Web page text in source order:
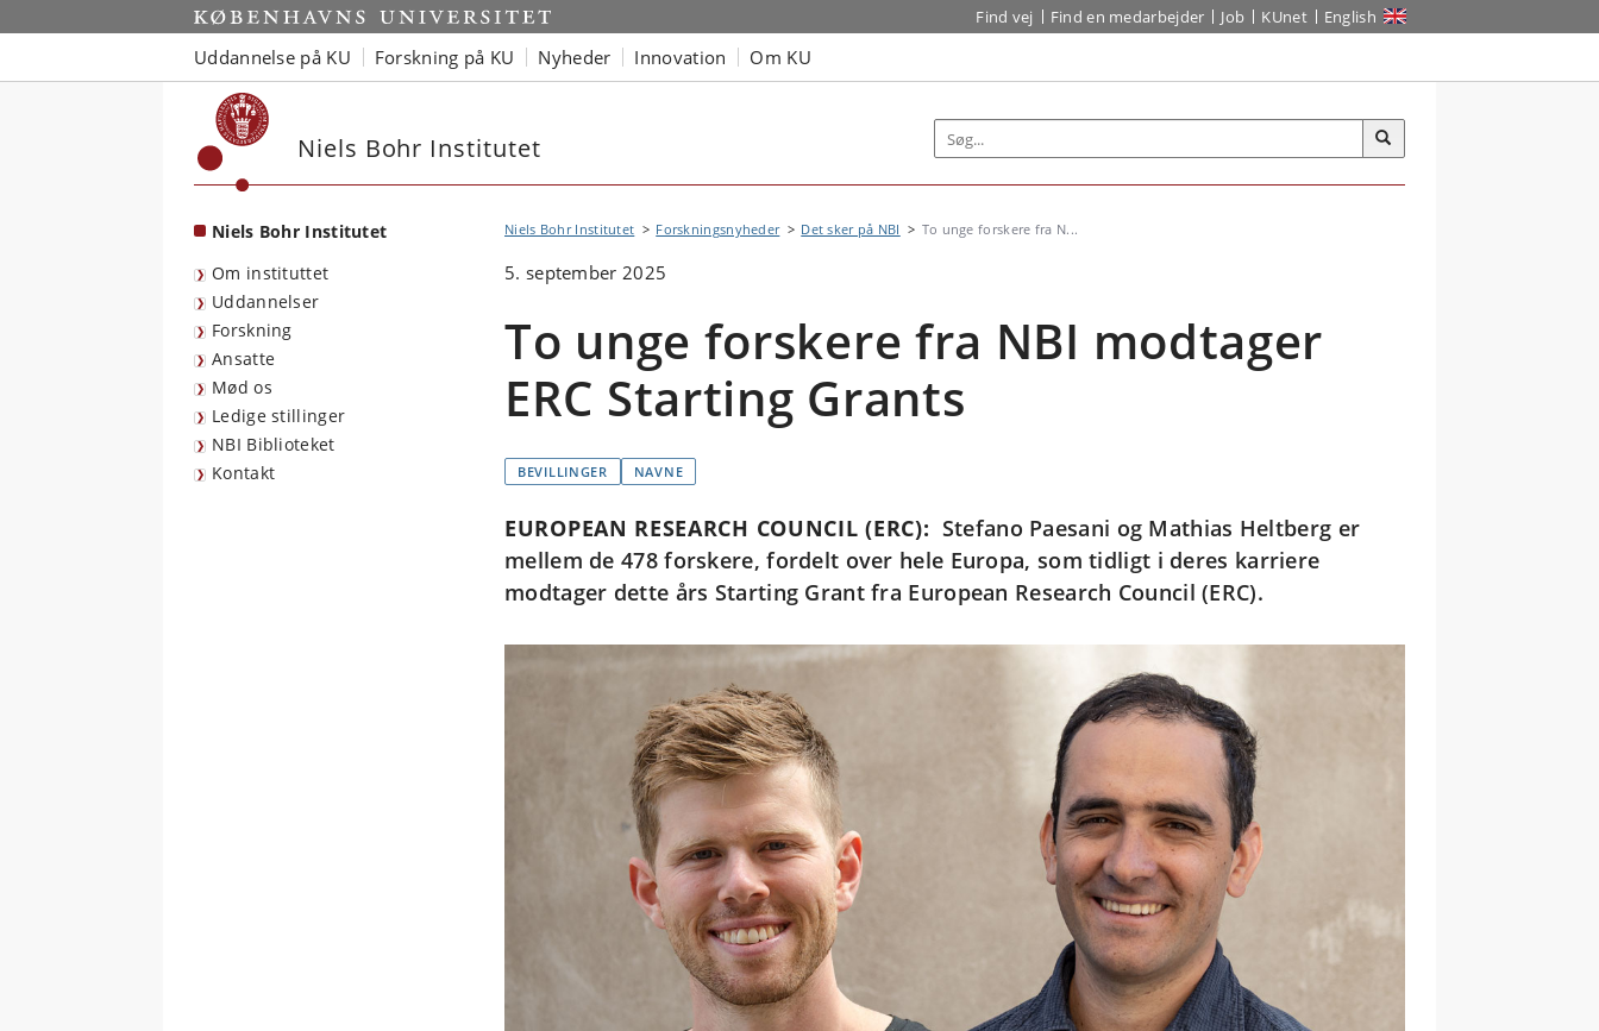
Start Find vej Find en medarbejder Job KUnet English
Uddannelse på KU Forskning på KU Nyheder Innovation Om KU
Niels Bohr Institutet
Niels Bohr Institutet
Om instituttet
Uddannelser
Forskning
Ansatte
Mød os
Ledige stillinger
NBI Biblioteket
Kontakt
Niels Bohr Institutet Forskningsnyheder Det sker på NBI To unge forskere fra N...
5. september 2025
To unge forskere fra NBI modtager
ERC Starting Grants
BEVILLINGER NAVNE
EUROPEAN RESEARCH COUNCIL (ERC): Stefano Paesani og Mathias Heltberg er
mellem de 478 forskere, fordelt over hele Europa, som tidligt i deres karriere
modtager dette års Starting Grant fra European Research Council (ERC).